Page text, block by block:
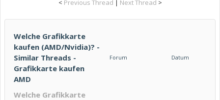
< Previous Thread | Next Thread >
Welche Grafikkarte
kaufen (AMD/Nvidia)? -
Similar Threads -
Grafikkarte kaufen
AMD
Forum Datum
Welche Grafikkarte